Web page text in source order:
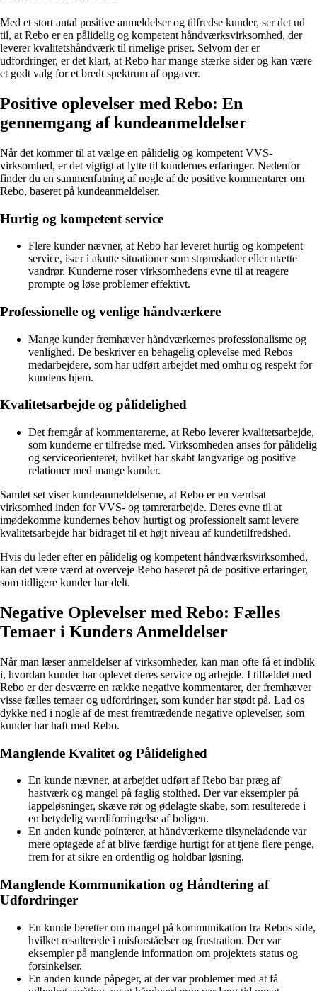
Med et stort antal positive anmeldelser og tilfredse kunder, ser det ud
til, at Rebo er en pålidelig og kompetent håndværksvirksomhed, der
leverer kvalitetshåndværk til rimelige priser. Selvom der er
udfordringer, er det klart, at Rebo har mange stærke sider og kan være
et godt valg for et bredt spektrum af opgaver.
Positive oplevelser med Rebo: En
gennemgang af kundeanmeldelser
Når det kommer til at vælge en pålidelig og kompetent VVS-
virksomhed, er det vigtigt at lytte til kundernes erfaringer. Nedenfor
finder du en sammenfatning af nogle af de positive kommentarer om
Rebo, baseret på kundeanmeldelser.
Hurtig og kompetent service
Flere kunder nævner, at Rebo har leveret hurtig og kompetent
service, især i akutte situationer som strømskader eller utætte
vandrør. Kunderne roser virksomhedens evne til at reagere
prompte og løse problemer effektivt.
Professionelle og venlige håndværkere
Mange kunder fremhæver håndværkernes professionalisme og
venlighed. De beskriver en behagelig oplevelse med Rebos
medarbejdere, som har udført arbejdet med omhu og respekt for
kundens hjem.
Kvalitetsarbejde og pålidelighed
Det fremgår af kommentarerne, at Rebo leverer kvalitetsarbejde,
som kunderne er tilfredse med. Virksomheden anses for pålidelig
og serviceorienteret, hvilket har skabt langvarige og positive
relationer med mange kunder.
Samlet set viser kundeanmeldelserne, at Rebo er en værdsat
virksomhed inden for VVS- og tømrerarbejde. Deres evne til at
imødekomme kundernes behov hurtigt og professionelt samt levere
kvalitetsarbejde har bidraget til et højt niveau af kundetilfredshed.
Hvis du leder efter en pålidelig og kompetent håndværksvirksomhed,
kan det være værd at overveje Rebo baseret på de positive erfaringer,
som tidligere kunder har delt.
Negative Oplevelser med Rebo: Fælles
Temaer i Kunders Anmeldelser
Når man læser anmeldelser af virksomheder, kan man ofte få et indblik
i, hvordan kunder har oplevet deres service og arbejde. I tilfældet med
Rebo er der desværre en række negative kommentarer, der fremhæver
visse fælles temaer og udfordringer, som kunder har stødt på. Lad os
dykke ned i nogle af de mest fremtrædende negative oplevelser, som
kunder har haft med Rebo.
Manglende Kvalitet og Pålidelighed
En kunde nævner, at arbejdet udført af Rebo bar præg af
hastværk og mangel på faglig stolthed. Der var eksempler på
lappeløsninger, skæve rør og ødelagte skabe, som resulterede i
en betydelig værdiforringelse af boligen.
En anden kunde pointerer, at håndværkerne tilsyneladende var
mere optagede af at blive færdige hurtigt for at tjene flere penge,
frem for at sikre en ordentlig og holdbar løsning.
Manglende Kommunikation og Håndtering af
Udfordringer
En kunde beretter om mangel på kommunikation fra Rebos side,
hvilket resulterede i misforståelser og frustration. Der var
eksempler på manglende information om projektets status og
forsinkelser.
En anden kunde påpeger, at der var problemer med at få